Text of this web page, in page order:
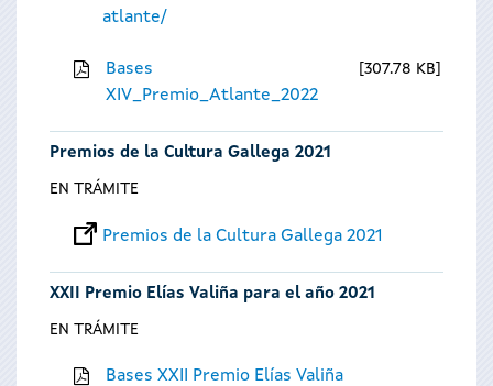
atlante/
Bases
XIV_Premio_Atlante_2022
307.78 KB
Premios de la Cultura Gallega 2021
EN TRÁMITE
Premios de la Cultura Gallega 2021
XXII Premio Elías Valiña para el año 2021
EN TRÁMITE
Bases XXII Premio Elías Valiña